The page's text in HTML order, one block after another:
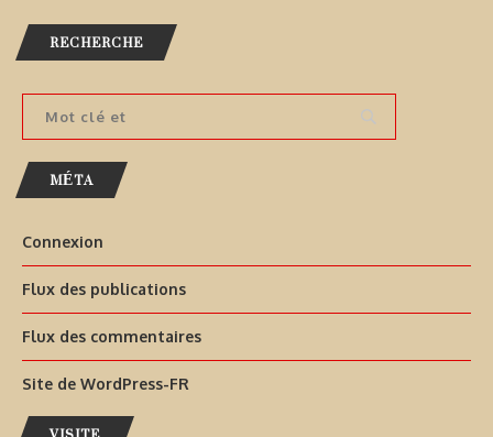
RECHERCHE
MÉTA
Connexion
Flux des publications
Flux des commentaires
Site de WordPress-FR